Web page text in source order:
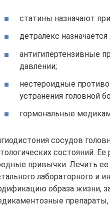
статины назначают
детралекс
антигипертензивные
давлении;
нестероидные
устранения головной
гормональные
сосудов
состояний.
привычки. Лечить ее
лабораторного и
образа жизни,